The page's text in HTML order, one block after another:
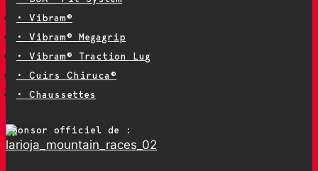
• Vibram®
• Vibram® Megagrip
• Vibram® Traction Lug
• Cuirs Chiruca®
• Chaussettes
Sponsor officiel de :